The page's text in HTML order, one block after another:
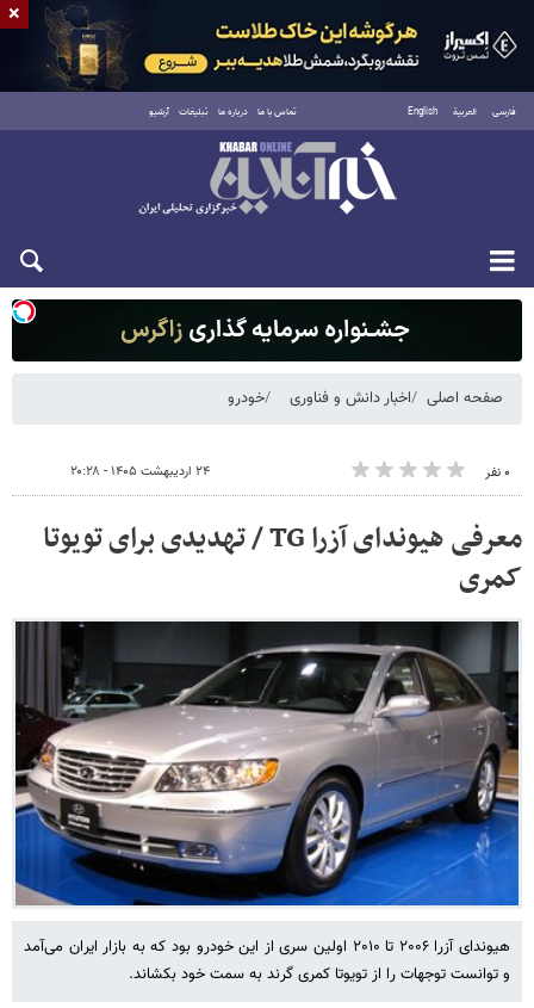
فارسی العربية English تماس با ما درباره ما تبلیغات آرشیو
شنبه ۱۷ مرداد ۱۴۰۵
صفحه اصلی اخبار دانش و فناوری خودرو
۰ نفر ۲۴ اردیبهشت ۱۴۰۵ - ۲۰:۲۸
معرفی هیوندای آزرا TG / تهدیدی برای تویوتا
کمری
هیوندای آزرا ۲۰۰۶ تا ۲۰۱۰ اولین سری از این خودرو بود که به بازار ایران می‌آمد
و توانست توجهات را از تویوتا کمری گرند به سمت خود بکشاند.
×